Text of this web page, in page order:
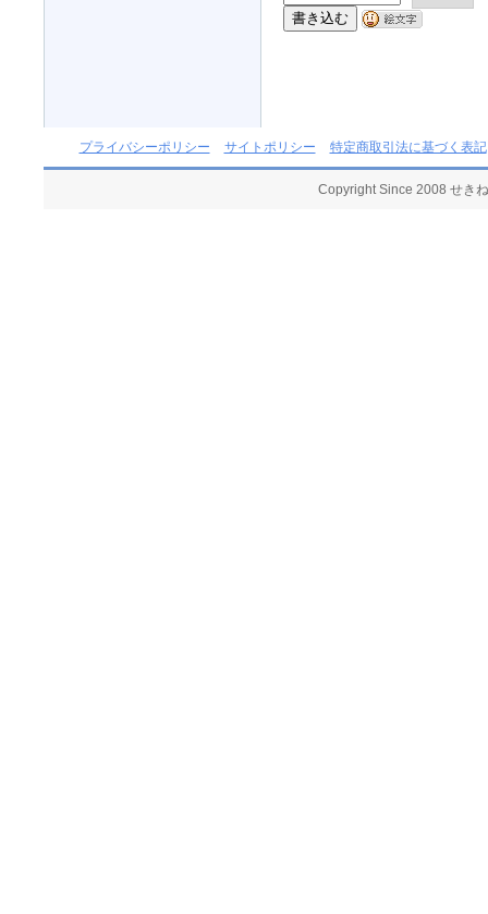
プライバシーポリシー サイトポリシー 特定商取引法に基づく表記
Copyright Since 2008 せき